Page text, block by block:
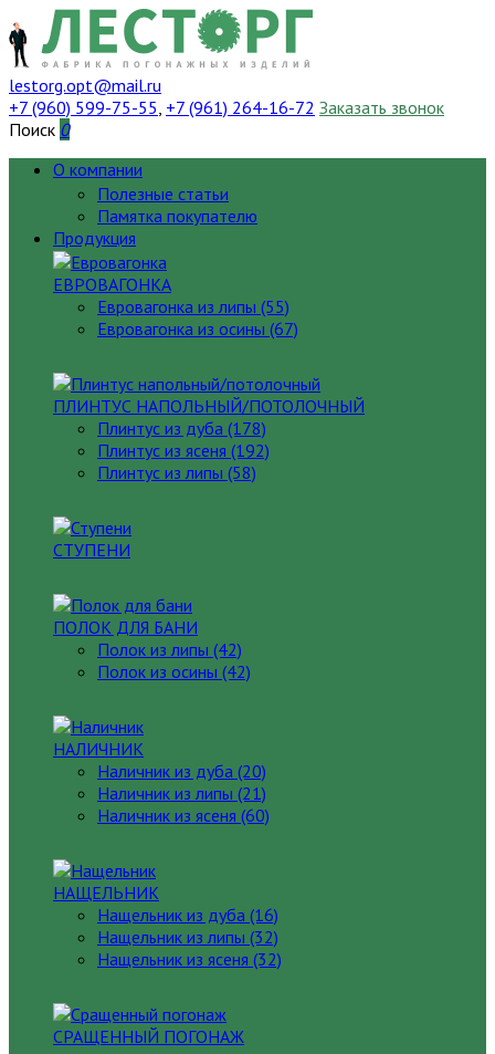
lestorg.opt@mail.ru
+7 (960) 599-75-55, +7 (961) 264-16-72 Заказать звонок
Поиск 0
О компании
Полезные статьи
Памятка покупателю
Продукция
ЕВРОВАГОНКА
Евровагонка из липы (55)
Евровагонка из осины (67)
ПЛИНТУС НАПОЛЬНЫЙ/ПОТОЛОЧНЫЙ
Плинтус из дуба (178)
Плинтус из ясеня (192)
Плинтус из липы (58)
СТУПЕНИ
ПОЛОК ДЛЯ БАНИ
Полок из липы (42)
Полок из осины (42)
НАЛИЧНИК
Наличник из дуба (20)
Наличник из липы (21)
Наличник из ясеня (60)
НАЩЕЛЬНИК
Нащельник из дуба (16)
Нащельник из липы (32)
Нащельник из ясеня (32)
СРАЩЕННЫЙ ПОГОНАЖ